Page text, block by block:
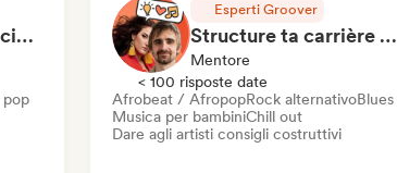
Analyse réseaux sociaux et présence en ligne
pop
Esperti Groover
Structure ta carrière en 1h de Coaching
Mentore
< 100 risposte date
Afrobeat / AfropopRock alternativoBlues
Musica per bambiniChill out
Dare agli artisti consigli costruttivi